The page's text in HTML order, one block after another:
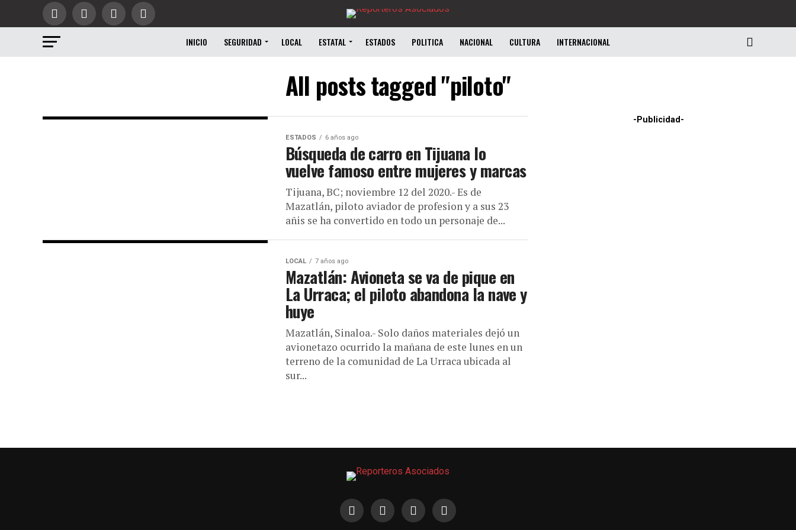
INICIO SEGURIDAD LOCAL ESTATAL ESTADOS POLITICA NACIONAL CULTURA INTERNACIONAL
All posts tagged "piloto"
ESTADOS 6 años ago
Búsqueda de carro en Tijuana lo
vuelve famoso entre mujeres y marcas
Tijuana, BC; noviembre 12 del 2020.- Es de
Mazatlán, piloto aviador de profesion y a sus 23
añis se ha convertido en todo un personaje de...
LOCAL 7 años ago
Mazatlán: Avioneta se va de pique en
La Urraca; el piloto abandona la nave y
huye
Mazatlán, Sinaloa.- Solo daños materiales dejó un
avionetazo ocurrido la mañana de este lunes en un
terreno de la comunidad de La Urraca ubicada al
sur...
-Publicidad-